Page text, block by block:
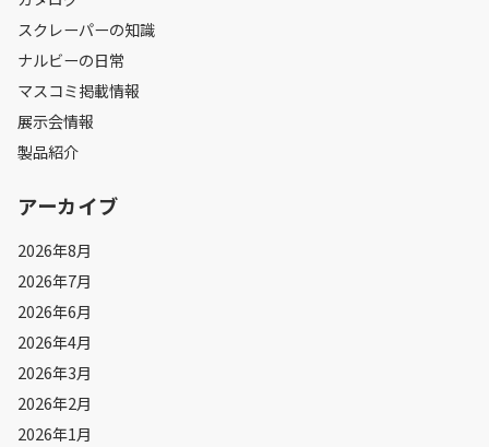
スクレーパーの知識
ナルビーの日常
マスコミ掲載情報
展示会情報
製品紹介
アーカイブ
2026年8月
2026年7月
2026年6月
2026年4月
2026年3月
2026年2月
2026年1月